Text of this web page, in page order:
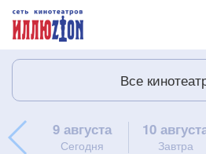
Все
9 августа
Сегодня
10
Завтра